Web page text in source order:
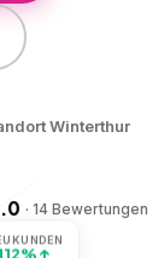
Winterthur
· 14 Bewertungen
↑